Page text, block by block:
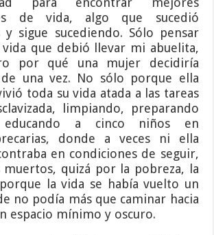
de vida, algo que sucedió
y sigue sucediendo. Sólo pensar
que debió llevar mi abuelita,
por qué una mujer decidiría
una vez. No sólo porque ella
toda su vida atada a las tareas
limpiando, preparando
educando a cinco niños en
donde a veces ni ella
en condiciones de seguir,
quizá por la pobreza, la
la vida se había vuelto un
no podía más que caminar hacia
espacio mínimo y oscuro.